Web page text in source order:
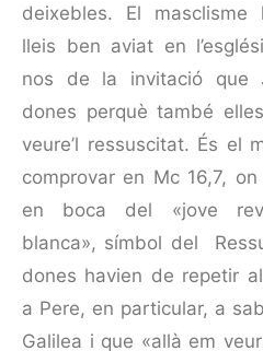
deixebles. El
lleis ben aviat en
nos de la invitació que
dones perquè també
veure’l ressuscitat. És el
comprovar en Mc 16,7,
en boca del «jove
blanca», símbol del
dones havien de repetir
a Pere, en particular, a
Galilea i que «allà em